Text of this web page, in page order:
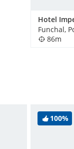
Hotel
Funchal,
86m
100%